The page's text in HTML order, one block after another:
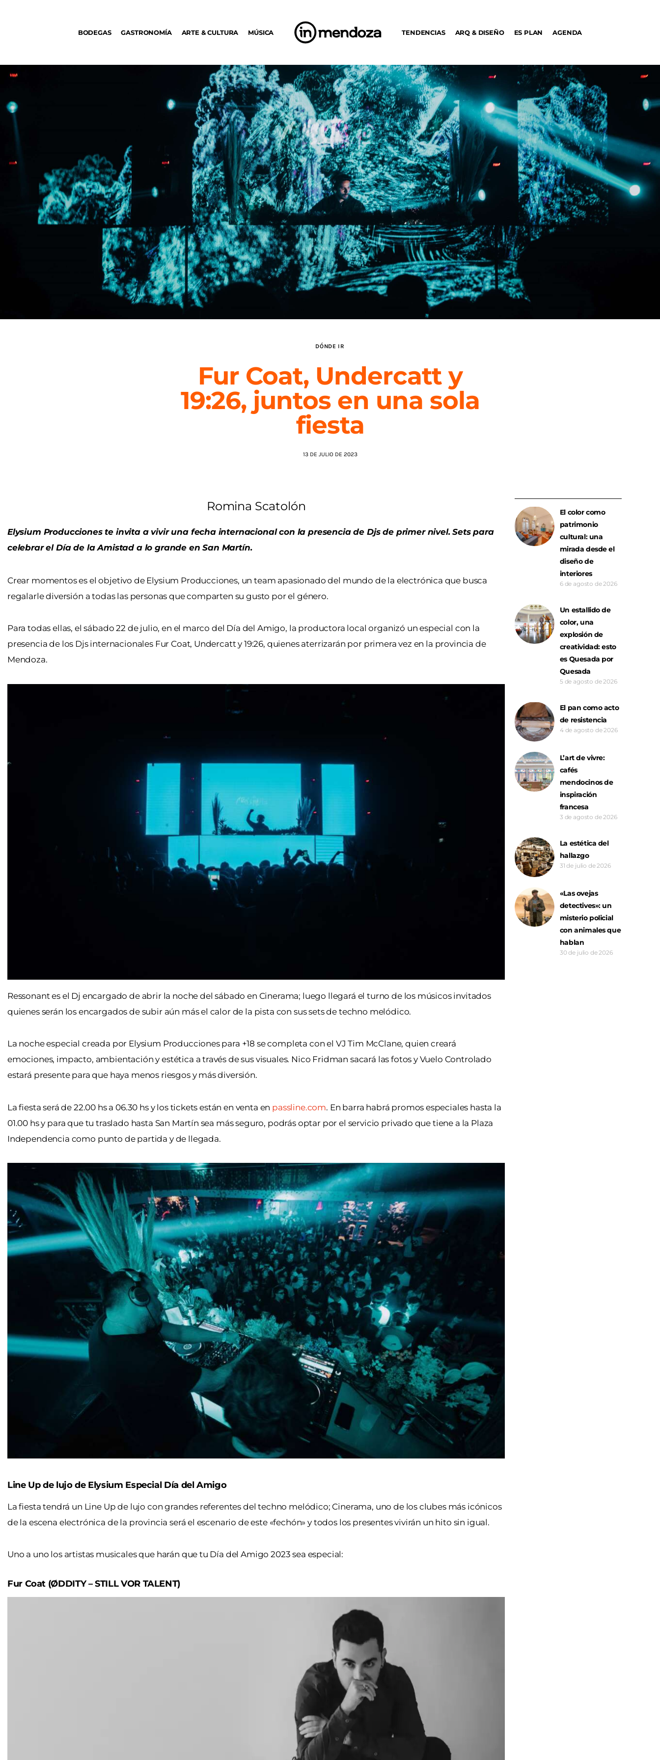
BODEGAS GASTRONOMÍA ARTE & CULTURA MÚSICA TENDENCIAS ARQ & DISEÑO ES PLAN AGENDA
DÓNDE IR
DÓNDE IR
Fur Coat, Undercatt y
19:26, juntos en una sola
fiesta
13 DE JULIO DE 2023
Romina Scatolón
Elysium Producciones te invita a vivir una fecha internacional con la presencia de Djs de primer nivel. Sets para
celebrar el Día de la Amistad a lo grande en San Martín.
Crear momentos es el objetivo de Elysium Producciones, un team apasionado del mundo de la electrónica que busca
regalarle diversión a todas las personas que comparten su gusto por el género.
Para todas ellas, el sábado 22 de julio, en el marco del Día del Amigo, la productora local organizó un especial con la
presencia de los Djs internacionales Fur Coat, Undercatt y 19:26, quienes aterrizarán por primera vez en la provincia de
Mendoza.
Ressonant es el Dj encargado de abrir la noche del sábado en Cinerama; luego llegará el turno de los músicos invitados
quienes serán los encargados de subir aún más el calor de la pista con sus sets de techno melódico.
La noche especial creada por Elysium Producciones para +18 se completa con el VJ Tim McClane, quien creará
emociones, impacto, ambientación y estética a través de sus visuales. Nico Fridman sacará las fotos y Vuelo Controlado
estará presente para que haya menos riesgos y más diversión.
La fiesta será de 22.00 hs a 06.30 hs y los tickets están en venta en passline.com. En barra habrá promos especiales hasta la
01.00 hs y para que tu traslado hasta San Martín sea más seguro, podrás optar por el servicio privado que tiene a la Plaza
Independencia como punto de partida y de llegada.
Line Up de lujo de Elysium Especial Día del Amigo
La fiesta tendrá un Line Up de lujo con grandes referentes del techno melódico; Cinerama, uno de los clubes más icónicos
de la escena electrónica de la provincia será el escenario de este «fechón» y todos los presentes vivirán un hito sin igual.
Uno a uno los artistas musicales que harán que tu Día del Amigo 2023 sea especial:
Fur Coat (ØDDITY – STILL VOR TALENT)
El color como
patrimonio
cultural: una
mirada desde el
diseño de
interiores
6 de agosto de 2026
Un estallido de
color, una
explosión de
creatividad: esto
es Quesada por
Quesada
5 de agosto de 2026
El pan como acto
de resistencia
4 de agosto de 2026
L’art de vivre:
cafés
mendocinos de
inspiración
francesa
3 de agosto de 2026
La estética del
hallazgo
31 de julio de 2026
«Las ovejas
detectives»: un
misterio policial
con animales que
hablan
30 de julio de 2026